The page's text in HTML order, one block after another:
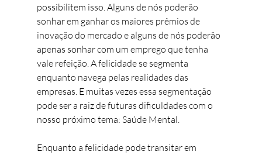
possibilitem isso. Alguns de nós poderão
sonhar em ganhar os maiores prêmios de
inovação do mercado e alguns de nós poderão
apenas sonhar com um emprego que tenha
vale refeição. A felicidade se segmenta
enquanto navega pelas realidades das
empresas. E muitas vezes essa segmentação
pode ser a raiz de futuras dificuldades com o
nosso próximo tema: Saúde Mental.
Enquanto a felicidade pode transitar em